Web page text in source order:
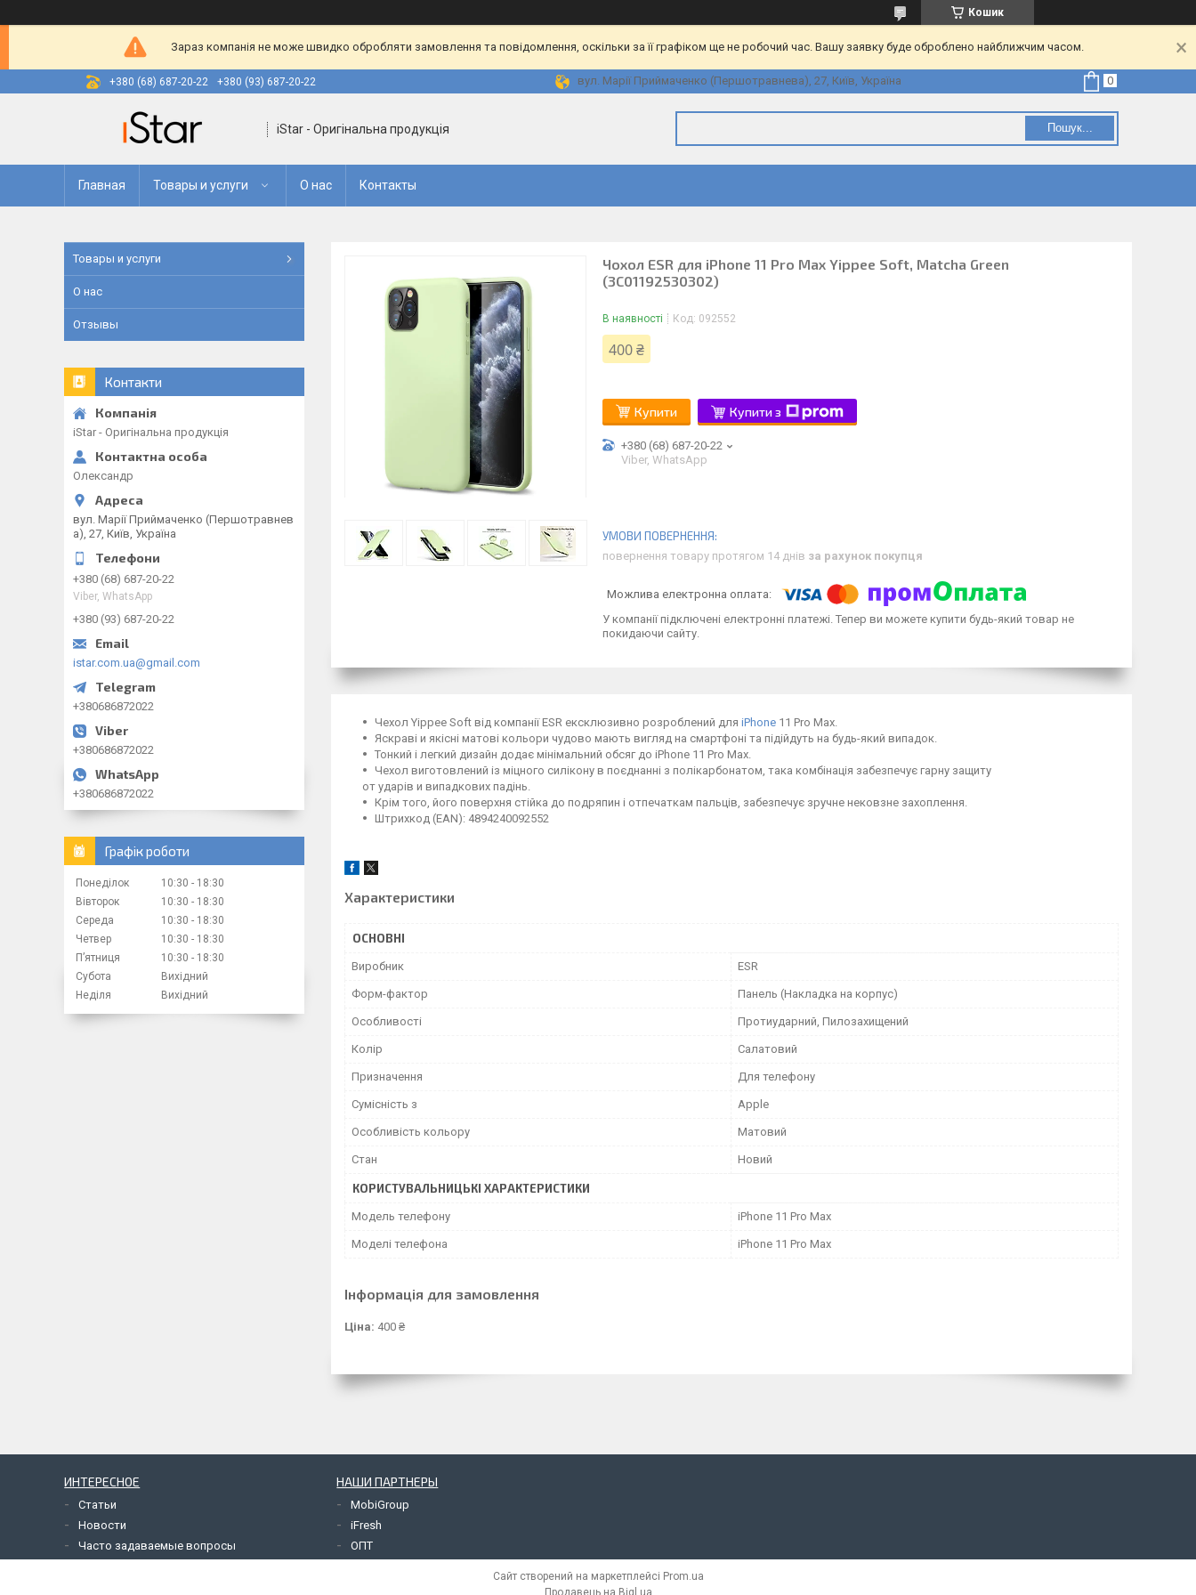
Кошик
Зараз компанія не може швидко обробляти замовлення та повідомлення, оскільки за її графіком ще не робочий час. Вашу заявку буде оброблено найближчим часом.
+380 (68) 687-20-22 +380 (93) 687-20-22 вул. Марії Приймаченко (Першотравнева), 27, Київ, Україна
iStar - Оригінальна продукція Пошук...
Главная Товары и услуги О нас Контакты
Чохол ESR для iPhone 11 Pro Max Yippee Soft, Matcha Green
(3C01192530302)
В наявності Код: 092552
400 ₴
Купити Купити з
+380 (68) 687-20-22
Viber, WhatsApp
повернення товару протягом 14 днів за рахунок покупця
У компанії підключені електронні платежі. Тепер ви можете купити будь-який товар не
покидаючи сайту.
Чехол Yippee Soft від компанії ESR ексклюзивно розроблений для iPhone 11 Pro Max.
Яскраві и якісні матові кольори чудово мають вигляд на смартфоні та підійдуть на будь-який випадок.
Тонкий і легкий дизайн додає мінімальний обсяг до iPhone 11 Pro Max.
Чехол виготовлений із міцного силікону в поєднанні з полікарбонатом, така комбінація забезпечує гарну защиту
от ударів и випадкових падінь.
Крім того, його поверхня стійка до подряпин і отпечаткам пальців, забезпечує зручне нековзне захоплення.
Штрихкод (EAN): 4894240092552
Характеристики
ОСНОВНІ
Виробник ESR
Форм-фактор Панель (Накладка на корпус)
Особливості Протиударний, Пилозахищений
Колір Салатовий
Призначення Для телефону
Сумісність з Apple
Особливість кольору Матовий
Стан Новий
КОРИСТУВАЛЬНИЦЬКІ ХАРАКТЕРИСТИКИ
Модель телефону iPhone 11 Pro Max
Моделі телефона iPhone 11 Pro Max
Інформація для замовлення
Ціна: 400 ₴
Товары и услуги
О нас
Отзывы
Контакти
iStar - Оригінальна продукція
Олександр
вул. Марії Приймаченко (Першотравнев
а), 27, Київ, Україна
+380 (68) 687-20-22
Viber, WhatsApp
+380 (93) 687-20-22
istar.com.ua@gmail.com
+380686872022
+380686872022
+380686872022
Графік роботи
Понеділок 10:30
18:30
Вівторок
10:30
18:30
Середа
10:30
18:30
Четвер
10:30
18:30
Пʼятниця
10:30
18:30
Субота
Вихідний
Неділя
Вихідний
ИНТЕРЕСНОЕ
Статьи
Новости
Часто задаваемые вопросы
НАШИ ПАРТНЕРЫ
MobiGroup
iFresh
ОПТ
Сайт створений на маркетплейсі Prom.ua
Продавець на Bigl.ua